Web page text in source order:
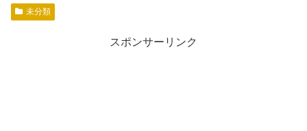
未分類
スポンサーリンク